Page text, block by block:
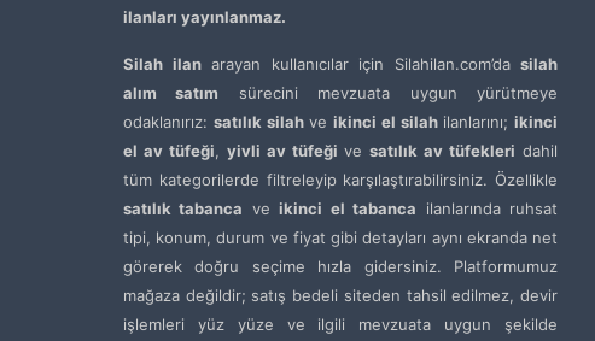
ilanları yayınlanmaz.
Silah ilanarayan kullanıcılar için Silahilan.com’da silah
alım satım sürecini mevzuata uygun yürütmeye
odaklanırız: satılık silahve ikinci el silahilanlarını; ikinci
el av tüfeği, yivli av tüfeği vesatılık av tüfekleri dahil
tüm kategorilerde filtreleyip karşılaştırabilirsiniz. Özellikle
satılık tabanca veikinci el tabanca ilanlarında ruhsat
tipi, konum, durum ve fiyat gibi detayları aynı ekranda net
görerek doğru seçime hızla gidersiniz. Platformumuz
mağaza değildir; satış bedeli siteden tahsil edilmez, devir
işlemleri yüz yüze ve ilgili mevzuata uygun şekilde